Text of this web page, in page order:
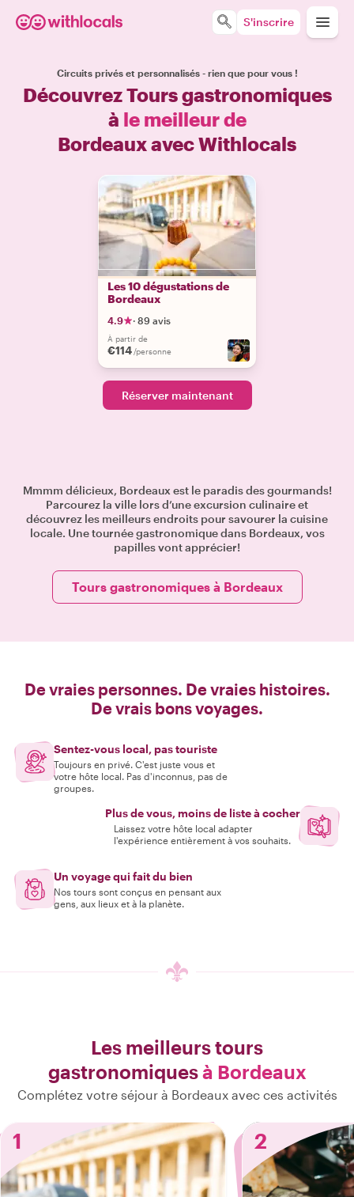
S'inscrire
Circuits privés et personnalisés - rien que pour vous !
Découvrez Tours gastronomiques
à le meilleur de
Bordeaux avec Withlocals
Les 10 dégustations de
Bordeaux
4.9 · 89 avis
À partir de
€114 /personne
Réserver maintenant
Mmmm délicieux, Bordeaux est le paradis des gourmands!
Parcourez la ville lors d’une excursion culinaire et
découvrez les meilleurs endroits pour savourer la cuisine
locale. Une tournée gastronomique dans Bordeaux, vos
papilles vont apprécier!
Tours gastronomiques à Bordeaux
De vraies personnes. De vraies histoires.
De vrais bons voyages.
Sentez-vous local, pas touriste
Toujours en privé. C'est juste vous et
votre hôte local. Pas d'inconnus, pas de
groupes.
Plus de vous, moins de liste à cocher
Laissez votre hôte local adapter
l'expérience entièrement à vos souhaits.
Un voyage qui fait du bien
Nos tours sont conçus en pensant aux
gens, aux lieux et à la planète.
Les meilleurs tours
gastronomiquesà Bordeaux
Complétez votre séjour à Bordeaux avec ces activités
1 2